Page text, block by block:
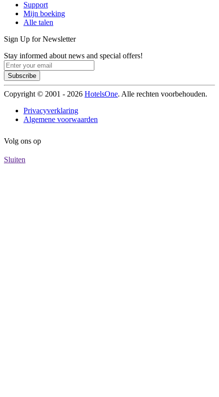
Support
Mijn boeking
Alle talen
Sign Up for Newsletter
Stay informed about news and special offers!
Subscribe
Copyright © 2001 - 2026 HotelsOne. Alle rechten voorbehouden.
Privacyverklaring
Algemene voorwaarden
Volg ons op
Sluiten